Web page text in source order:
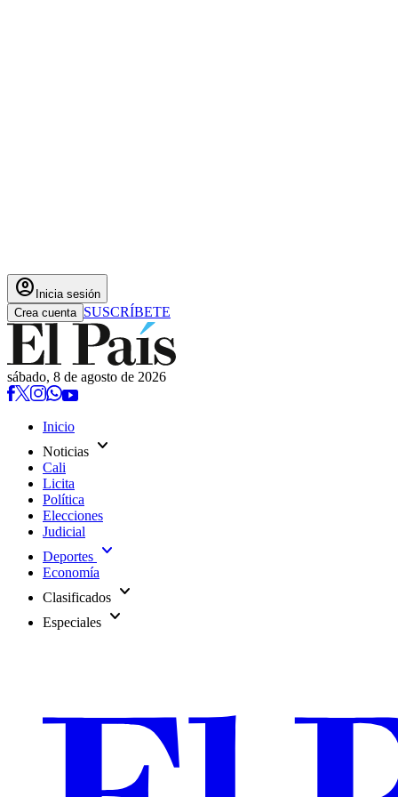
account_circle Inicia sesión
Crea cuenta SUSCRÍBETE
sábado, 8 de agosto de 2026
Inicio
Noticias expand_more
Cali
Licita
Política
Elecciones
Judicial
Deportes expand_more
Economía
Clasificados expand_more
Especiales expand_more